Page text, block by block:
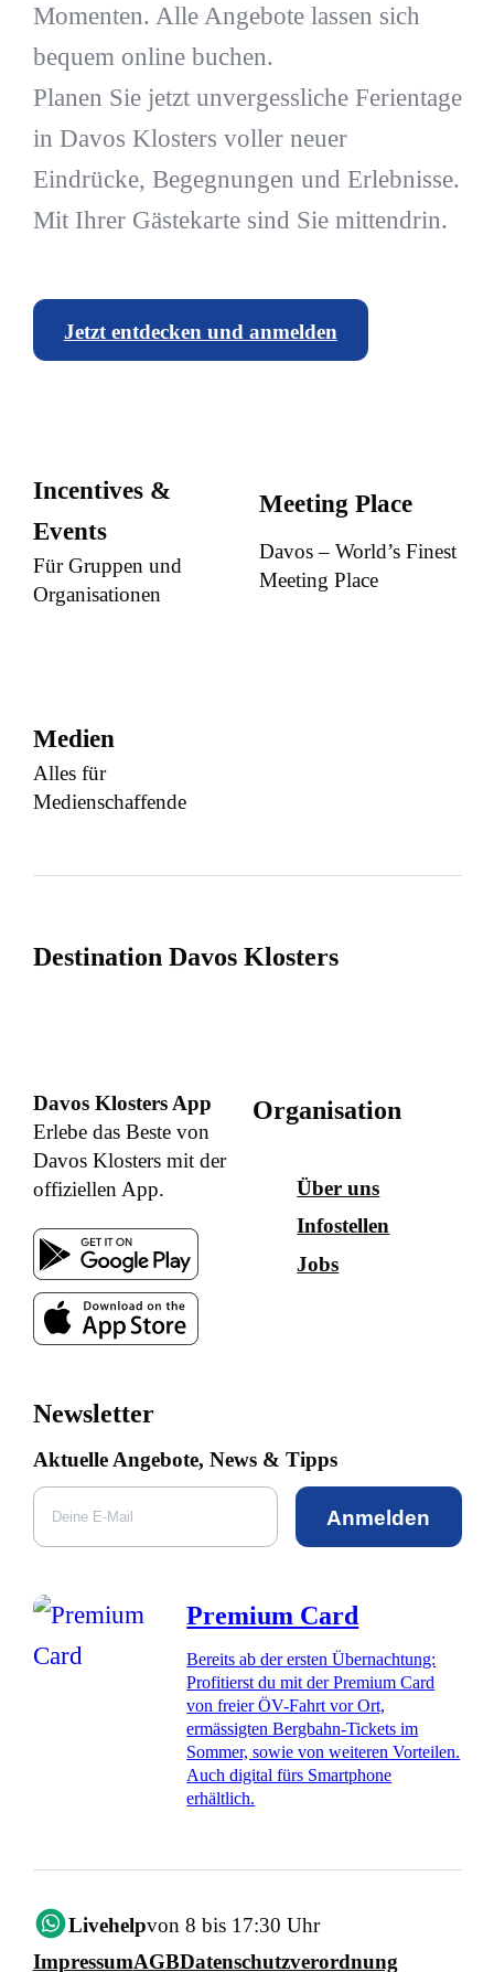
Momenten. Alle Angebote lassen sich
bequem online buchen.
Planen Sie jetzt unvergessliche Ferientage
in Davos Klosters voller neuer
Eindrücke, Begegnungen und Erlebnisse.
Mit Ihrer Gästekarte sind Sie mittendrin.
Jetzt entdecken und anmelden
Incentives &
Events
Für Gruppen und
Organisationen
Meeting Place
Davos – World’s Finest
Meeting Place
Medien
Alles für
Medienschaffende
Destination Davos Klosters
Davos Klosters App
Erlebe das Beste von
Davos Klosters mit der
offiziellen App.
Organisation
Über uns
Infostellen
Jobs
Newsletter
Aktuelle Angebote, News & Tipps
Anmelden
Premium Card
Bereits ab der ersten Übernachtung:
Profitierst du mit der Premium Card
von freier ÖV-Fahrt vor Ort,
ermässigten Bergbahn-Tickets im
Sommer, sowie von weiteren Vorteilen.
Auch digital fürs Smartphone
erhältlich.
Livehelpvon 8 bis 17:30 Uhr
ImpressumAGBDatenschutzverordnung